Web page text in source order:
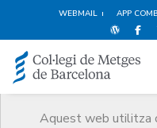
WEBMAIL APP COMB
Aquest web utilitza